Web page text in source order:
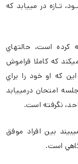
تـازه در مييابد که
کرده است، حالتهاي
که کاملا فراموش
که او خود را براي
امتحان درمييابد
نگرفته است.
بين افراد موفق
است.